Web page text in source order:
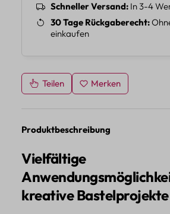
Schneller Versand In 3-4
30 Tage Rückgaberecht
einkaufen
Teilen Merken
Produktbeschreibung
Vielfältige
kreative Bastelprojekte